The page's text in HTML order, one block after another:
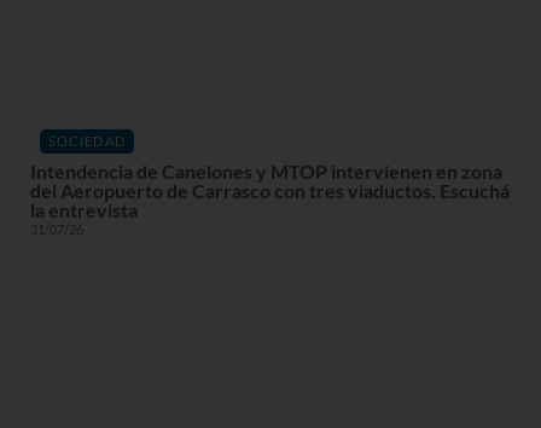
SOCIEDAD
Intendencia de Canelones y MTOP intervienen en zona
del Aeropuerto de Carrasco con tres viaductos. Escuchá
la entrevista
31/07/26